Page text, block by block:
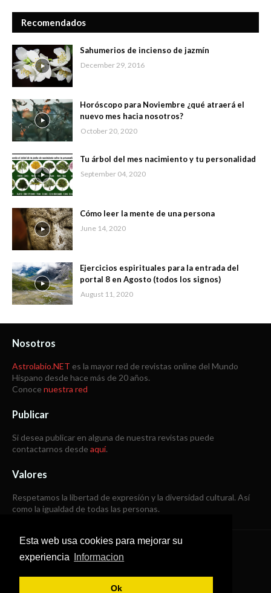
Esta web usa cookies para mejorar su
experiencia
Informacion
Ok
Recomendados
Sahumerios de incienso de jazmín
December 29, 2016
Horóscopo para Noviembre ¿qué atraerá el
nuevo mes hacia nosotros?
October 20, 2020
Tu árbol del mes nacimiento y tu personalidad
September 04, 2020
Cómo leer la mente de una persona
June 14, 2020
Ejercicios espirituales para la entrada del
portal 8 en Agosto (todos los signos)
August 11, 2020
Nosotros
Astrolabio.NET es la mayor red de revistas online del Mundo
Hispano desde hace más de 20 años.
Conoce nuestra red
Publicar
Si desea publicar en alguna de nuestra revistas puede
contactarnos desde aquí.
Valores
Respetamos la libertad de expresión y la diversidad cultural. Así
como la igualdad de todas las personas.
Copyright © 1998 -